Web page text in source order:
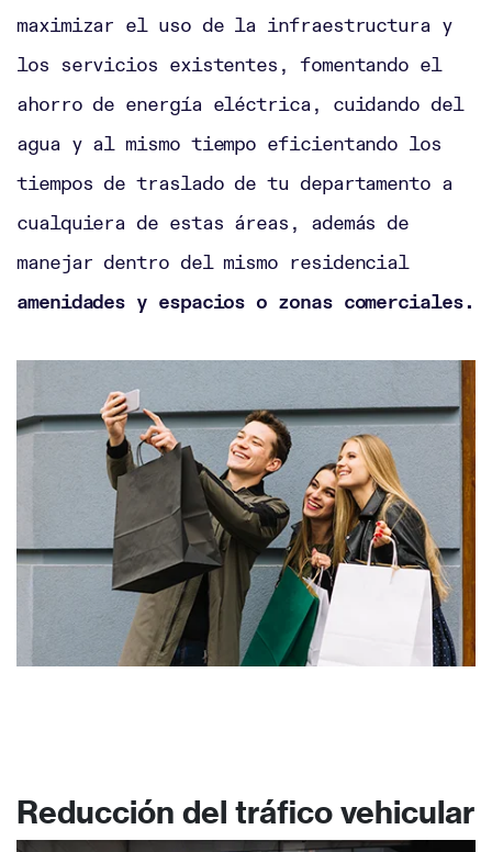
maximizar el uso de la infraestructura y
los servicios existentes, fomentando el
ahorro de energía eléctrica, cuidando del
agua y al mismo tiempo eficientando los
tiempos de traslado de tu departamento a
cualquiera de estas áreas, además de
manejar dentro del mismo residencial
amenidades y espacios o zonas comerciales.
Reducción del tráfico vehicular